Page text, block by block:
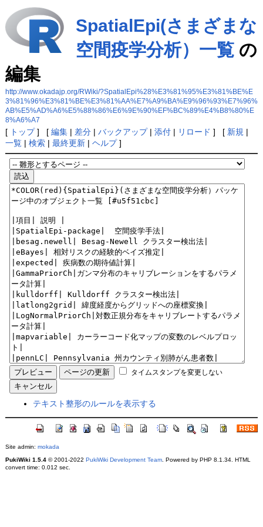
SpatialEpi(さまざまな
空間疫学分析）一覧の
編集
http://www.okadajp.org/RWiki/?SpatialEpi%28%E3%81%95%E3%81%BE%E
3%81%96%E3%81%BE%E3%81%AA%E7%A9%BA%E9%96%93%E7%96%
AB%E5%AD%A6%E5%88%86%E6%9E%90%EF%BC%89%E4%B8%80%E
8%A6%A7
[ トップ] [ 編集| 差分| バックアップ| 添付| リロード ] [ 新規 |
一覧| 検索| 最終更新| ヘルプ]
タイムスタンプを変更しない
テキスト整形のルールを表示する
Site admin: mokada
PukiWiki 1.5.4© 2001-2022 PukiWiki Development Team. Powered by PHP 8.1.34. HTML
convert time: 0.012 sec.